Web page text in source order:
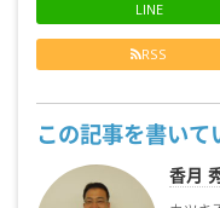
LINE
RSS
この記事を書いて
香月